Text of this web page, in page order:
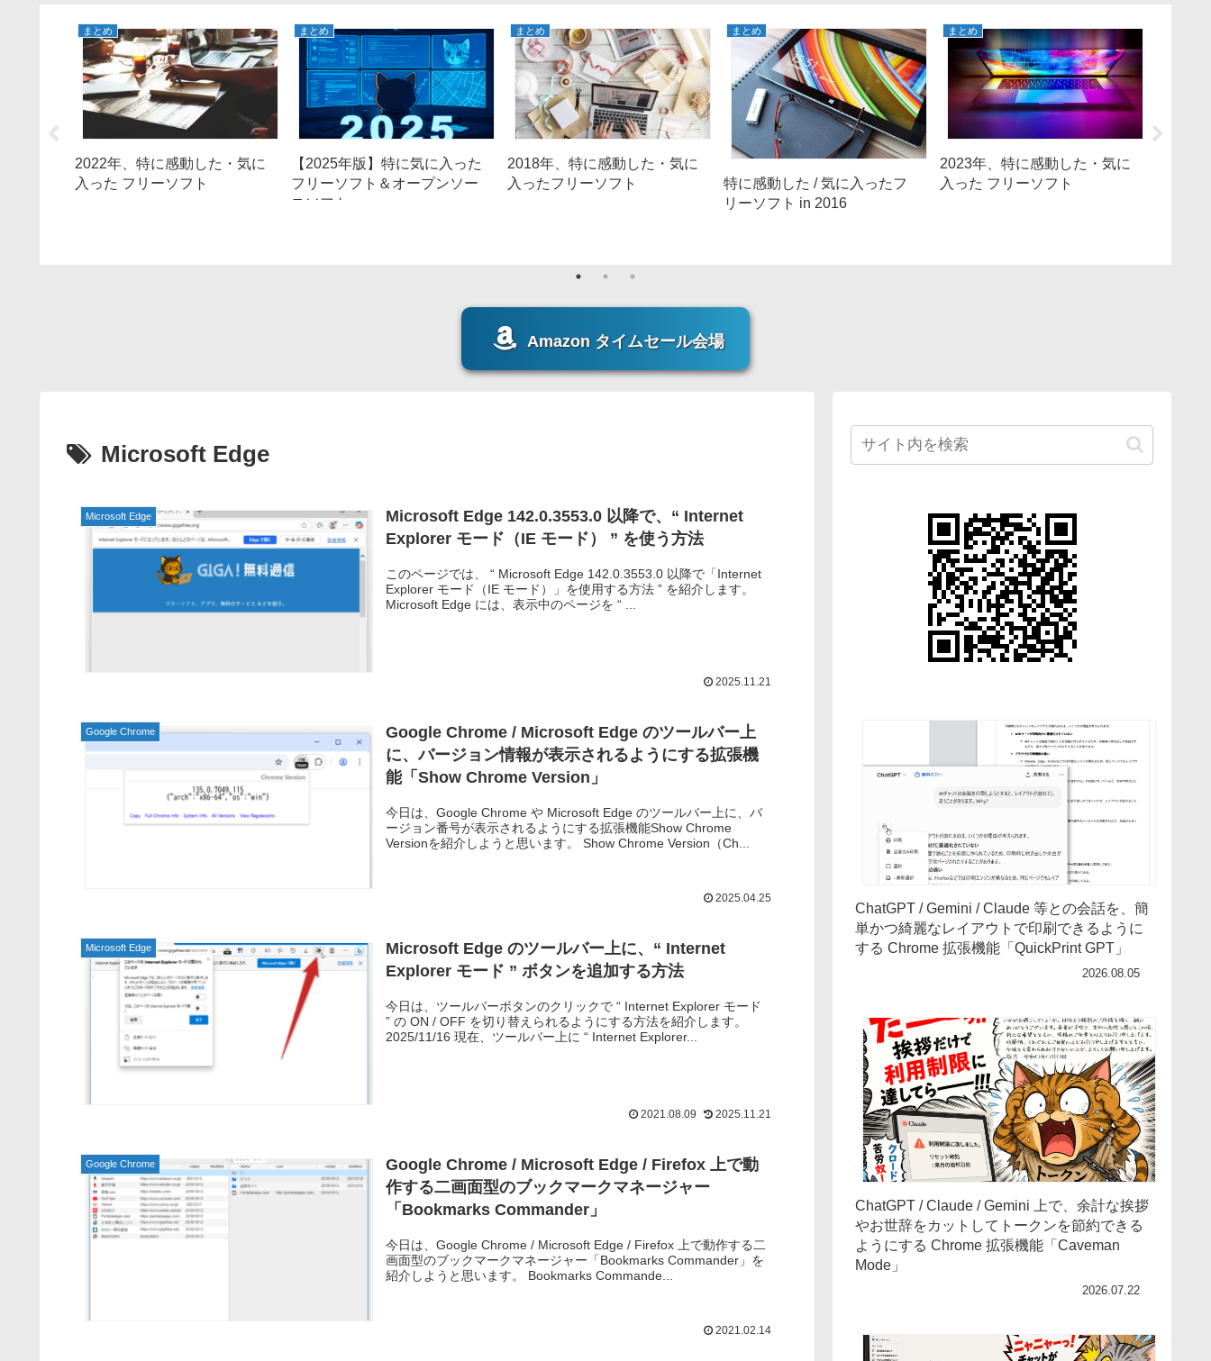
まとめ
2022年、特に感動した・気に
入った フリーソフト
まとめ
【2025年版】特に気に入った
フリーソフト＆オープンソー
スソフト
まとめ
2018年、特に感動した・気に
入ったフリーソフト
まとめ
特に感動した / 気に入ったフ
リーソフト in 2016
まとめ
2023年、特に感動した・気に
入った フリーソフト
Amazon タイムセール会場
Microsoft Edge
Microsoft Edge
Microsoft Edge 142.0.3553.0 以降で、“ Internet
Explorer モード（IE モード） ” を使う方法
このページでは、 “ Microsoft Edge 142.0.3553.0 以降で「Internet
Explorer モード（IE モード）」を使用する方法 ” を紹介します。
Microsoft Edge には、表示中のページを “ ...
2025.11.21
Google Chrome
Google Chrome / Microsoft Edge のツールバー上
に、バージョン情報が表示されるようにする拡張機
能「Show Chrome Version」
今日は、Google Chrome や Microsoft Edge のツールバー上に、バ
ージョン番号が表示されるようにする拡張機能Show Chrome
Versionを紹介しようと思います。 Show Chrome Version（Ch...
2025.04.25
Microsoft Edge
Microsoft Edge のツールバー上に、“ Internet
Explorer モード ” ボタンを追加する方法
今日は、ツールバーボタンのクリックで “ Internet Explorer モード
” の ON / OFF を切り替えられるようにする方法を紹介します。
2025/11/16 現在、ツールバー上に “ Internet Explorer...
2021.08.09 2025.11.21
Google Chrome
Google Chrome / Microsoft Edge / Firefox 上で動
作する二画面型のブックマークマネージャー
「Bookmarks Commander」
今日は、Google Chrome / Microsoft Edge / Firefox 上で動作する二
画面型のブックマークマネージャー「Bookmarks Commander」を
紹介しようと思います。 Bookmarks Commande...
2021.02.14
ChatGPT / Gemini / Claude 等との会話を、簡
単かつ綺麗なレイアウトで印刷できるように
する Chrome 拡張機能「QuickPrint GPT」
2026.08.05
ChatGPT / Claude / Gemini 上で、余計な挨拶
やお世辞をカットしてトークンを節約できる
ようにする Chrome 拡張機能「Caveman
Mode」
2026.07.22